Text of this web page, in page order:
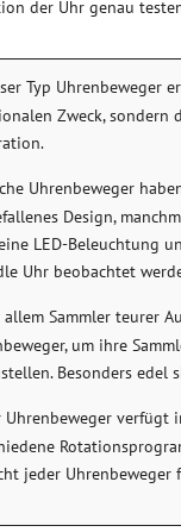
der Uhr genau
Typ Uhrenbeweger
Zweck, sondern
Uhrenbeweger
Design,
LED-Beleuchtung
Uhr beobachtet
allem Sammler teurer
um ihre
Besonders edel
Uhrenbeweger verfügt
jeder Uhrenbeweger